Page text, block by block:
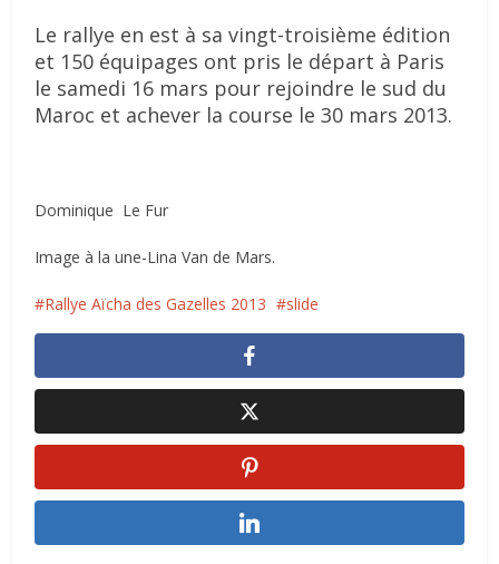
Le rallye en est à sa vingt-troisième édition
et 150 équipages ont pris le départ à Paris
le samedi 16 mars pour rejoindre le sud du
Maroc et achever la course le 30 mars 2013.
Dominique Le Fur
Image à la une-Lina Van de Mars.
Rallye Aïcha des Gazelles 2013 slide